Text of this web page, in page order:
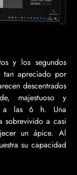
y los segundos
tan apreciado por
descentrados
majestuoso y
a las 6 h. Una
sobrevivido a casi
un ápice. Al
su capacidad